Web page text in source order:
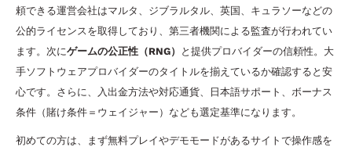
頼できる運営会社はマルタ、ジブラルタル、英国、キュラソーなどの
公的ライセンスを取得しており、第三者機関による監査が行われてい
ます。次にゲームの公正性（RNG）
と提供プロバイダーの信頼性。大
手ソフトウェアプロバイダーのタイトルを揃えているか確認すると安
心です。さらに、入出金方法や対応通貨、日本語サポート、ボーナス
条件（賭け条件＝ウェイジャー）なども選定基準になります。
初めての方は、まず無料プレイやデモモードがあるサイトで操作感を